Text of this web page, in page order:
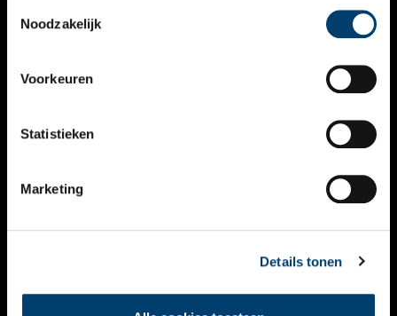
Noodzakelijk
Voorkeuren
Statistieken
Marketing
Details tonen
VERHALEN
KALENDER
THEMA’S
VIDEO’S
CONTACT